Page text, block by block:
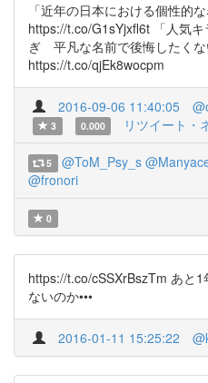
「近年の日本における個性的
https://t.co/G1sYjxfl6t 「人気
ぎ 平凡な名前で後悔したくな
https://t.co/qjEk8wocpm
2016-09-06 11:40:05
3
0.000 リツイート・
5 @ToM_Psy_s
@fronori
0
https://t.co/cSSXrBszTm あと
ないのか•••
2016-01-11 15:25:22